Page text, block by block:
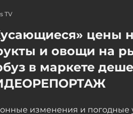
TV
цены
и овощи на
в маркете
изменения и погодные